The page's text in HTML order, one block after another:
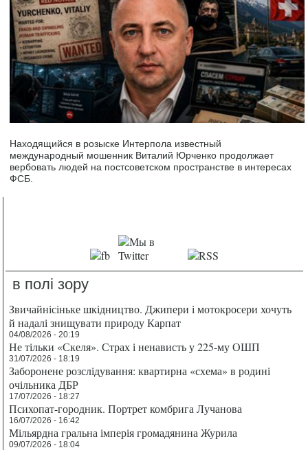
Находящийся в розыске Интерпола известный
международный мошенник Виталий Юрченко продолжает
вербовать людей на постсоветском пространстве в интересах
ФСБ.
в полі зору
Звичайнісіньке шкідництво. Джипери і мотокросери хочуть
й надалі знищувати природу Карпат
04/08/2026 - 20:19
Не тільки «Скеля». Страх і ненависть у 225-му ОШП
31/07/2026 - 18:19
Заборонене розслідування: квартирна «схема» в родині
очільника ДБР
17/07/2026 - 18:27
Психопат-городник. Портрет комбрига Лучанова
16/07/2026 - 16:42
Мільярдна гральна імперія громадянина Журила
09/07/2026 - 18:04